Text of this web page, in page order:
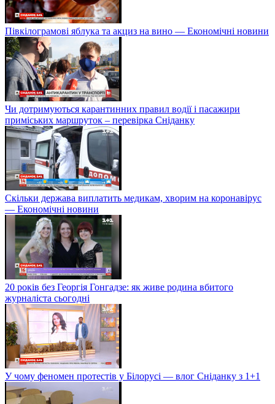
Півкілограмові яблука та акциз на вино — Економічні новини
Чи дотримуються карантинних правил водії і пасажири
приміських маршруток – перевірка Сніданку
Скільки держава виплатить медикам, хворим на коронавірус
— Економічні новини
20 років без Георгія Гонгадзе: як живе родина вбитого
журналіста сьогодні
У чому феномен протестів у Білорусі — влог Сніданку з 1+1